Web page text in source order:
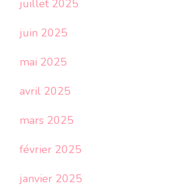
juillet 2025
juin 2025
mai 2025
avril 2025
mars 2025
février 2025
janvier 2025